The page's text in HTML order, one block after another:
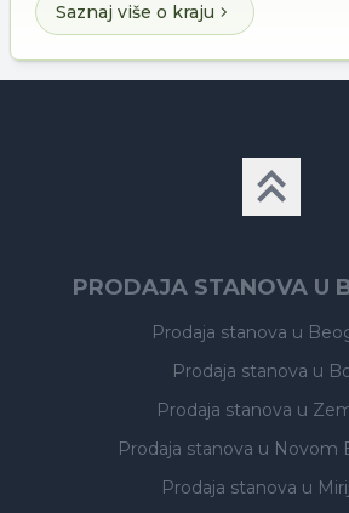
Saznaj više o kraju
PRODAJA STANOVA U
Prodaja stanova u
Prodaja stanova u
Prodaja stanova u
Prodaja stanova u Novom
Prodaja stanova u